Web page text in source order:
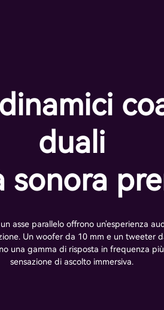
duali
sonora
asse parallelo offrono un'esperienza
Un woofer da 10 mm e un tweeter
una gamma di risposta in frequenza
sensazione di ascolto immersiva.